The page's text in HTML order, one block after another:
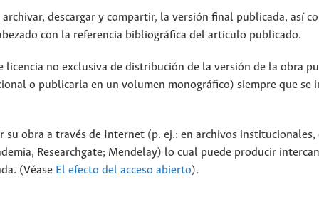
descargar y compartir, la versión final publicada, así
con la referencia bibliográfica del articulo publicado.
no exclusiva de distribución de la versión de la obra
o publicarla en un volumen monográfico) siempre que se
obra a través de Internet (p. ej.: en archivos institucionales,
Researchgate; Mendelay) lo cual puede producir
(Véase El efecto del acceso abierto).